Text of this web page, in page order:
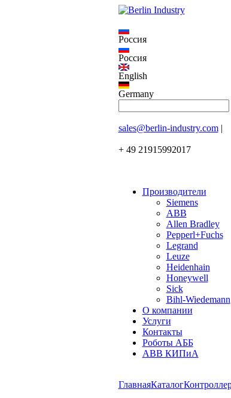
Россия
Россия
English
Germany
sales@berlin-industry.com|
+ 49 21915992017
Производители
Siemens
ABB
Allen Bradley
Pepperl+Fuchs
Legrand
Leuze
Heidenhain
Honeywell
Sick
Bihl-Wiedemann
О компании
Услуги
Контакты
Роботы АББ
ABB КИПиА
ГлавнаяКаталог